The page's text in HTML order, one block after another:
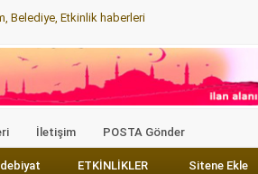
Belediye, Etkinlik haberleri
Galeri Edebiyat ETKİNLİKLER Sitene
İletişim POSTA Gönder
ETKİNLİKLER Sitene Ekle